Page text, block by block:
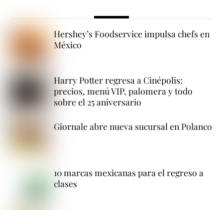
Hershey’s Foodservice impulsa chefs en
México
Harry Potter regresa a Cinépolis:
precios, menú VIP, palomera y todo
sobre el 25 aniversario
Giornale abre nueva sucursal en Polanco
10 marcas mexicanas para el regreso a
clases